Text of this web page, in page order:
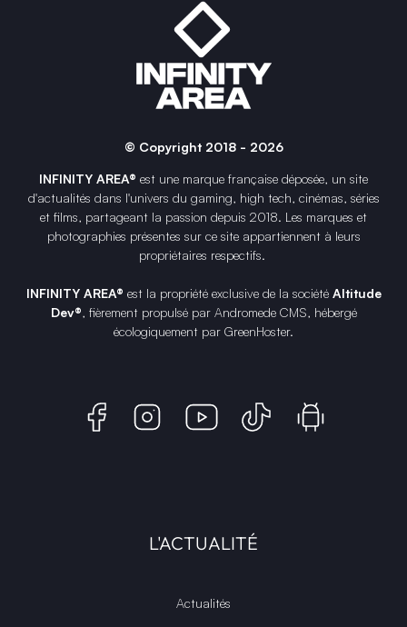
© Copyright 2018 - 2026
INFINITY AREA® est une marque française déposée, un site
d'actualités dans l'univers du gaming, high tech, cinémas, séries
et films, partageant la passion depuis 2018. Les marques et
photographies présentes sur ce site appartiennent à leurs
propriétaires respectifs.
INFINITY AREA® est la propriété exclusive de la société Altitude
Dev®, fièrement propulsé par Andromede CMS, hébergé
écologiquement par GreenHoster.
L'ACTUALITÉ
Actualités